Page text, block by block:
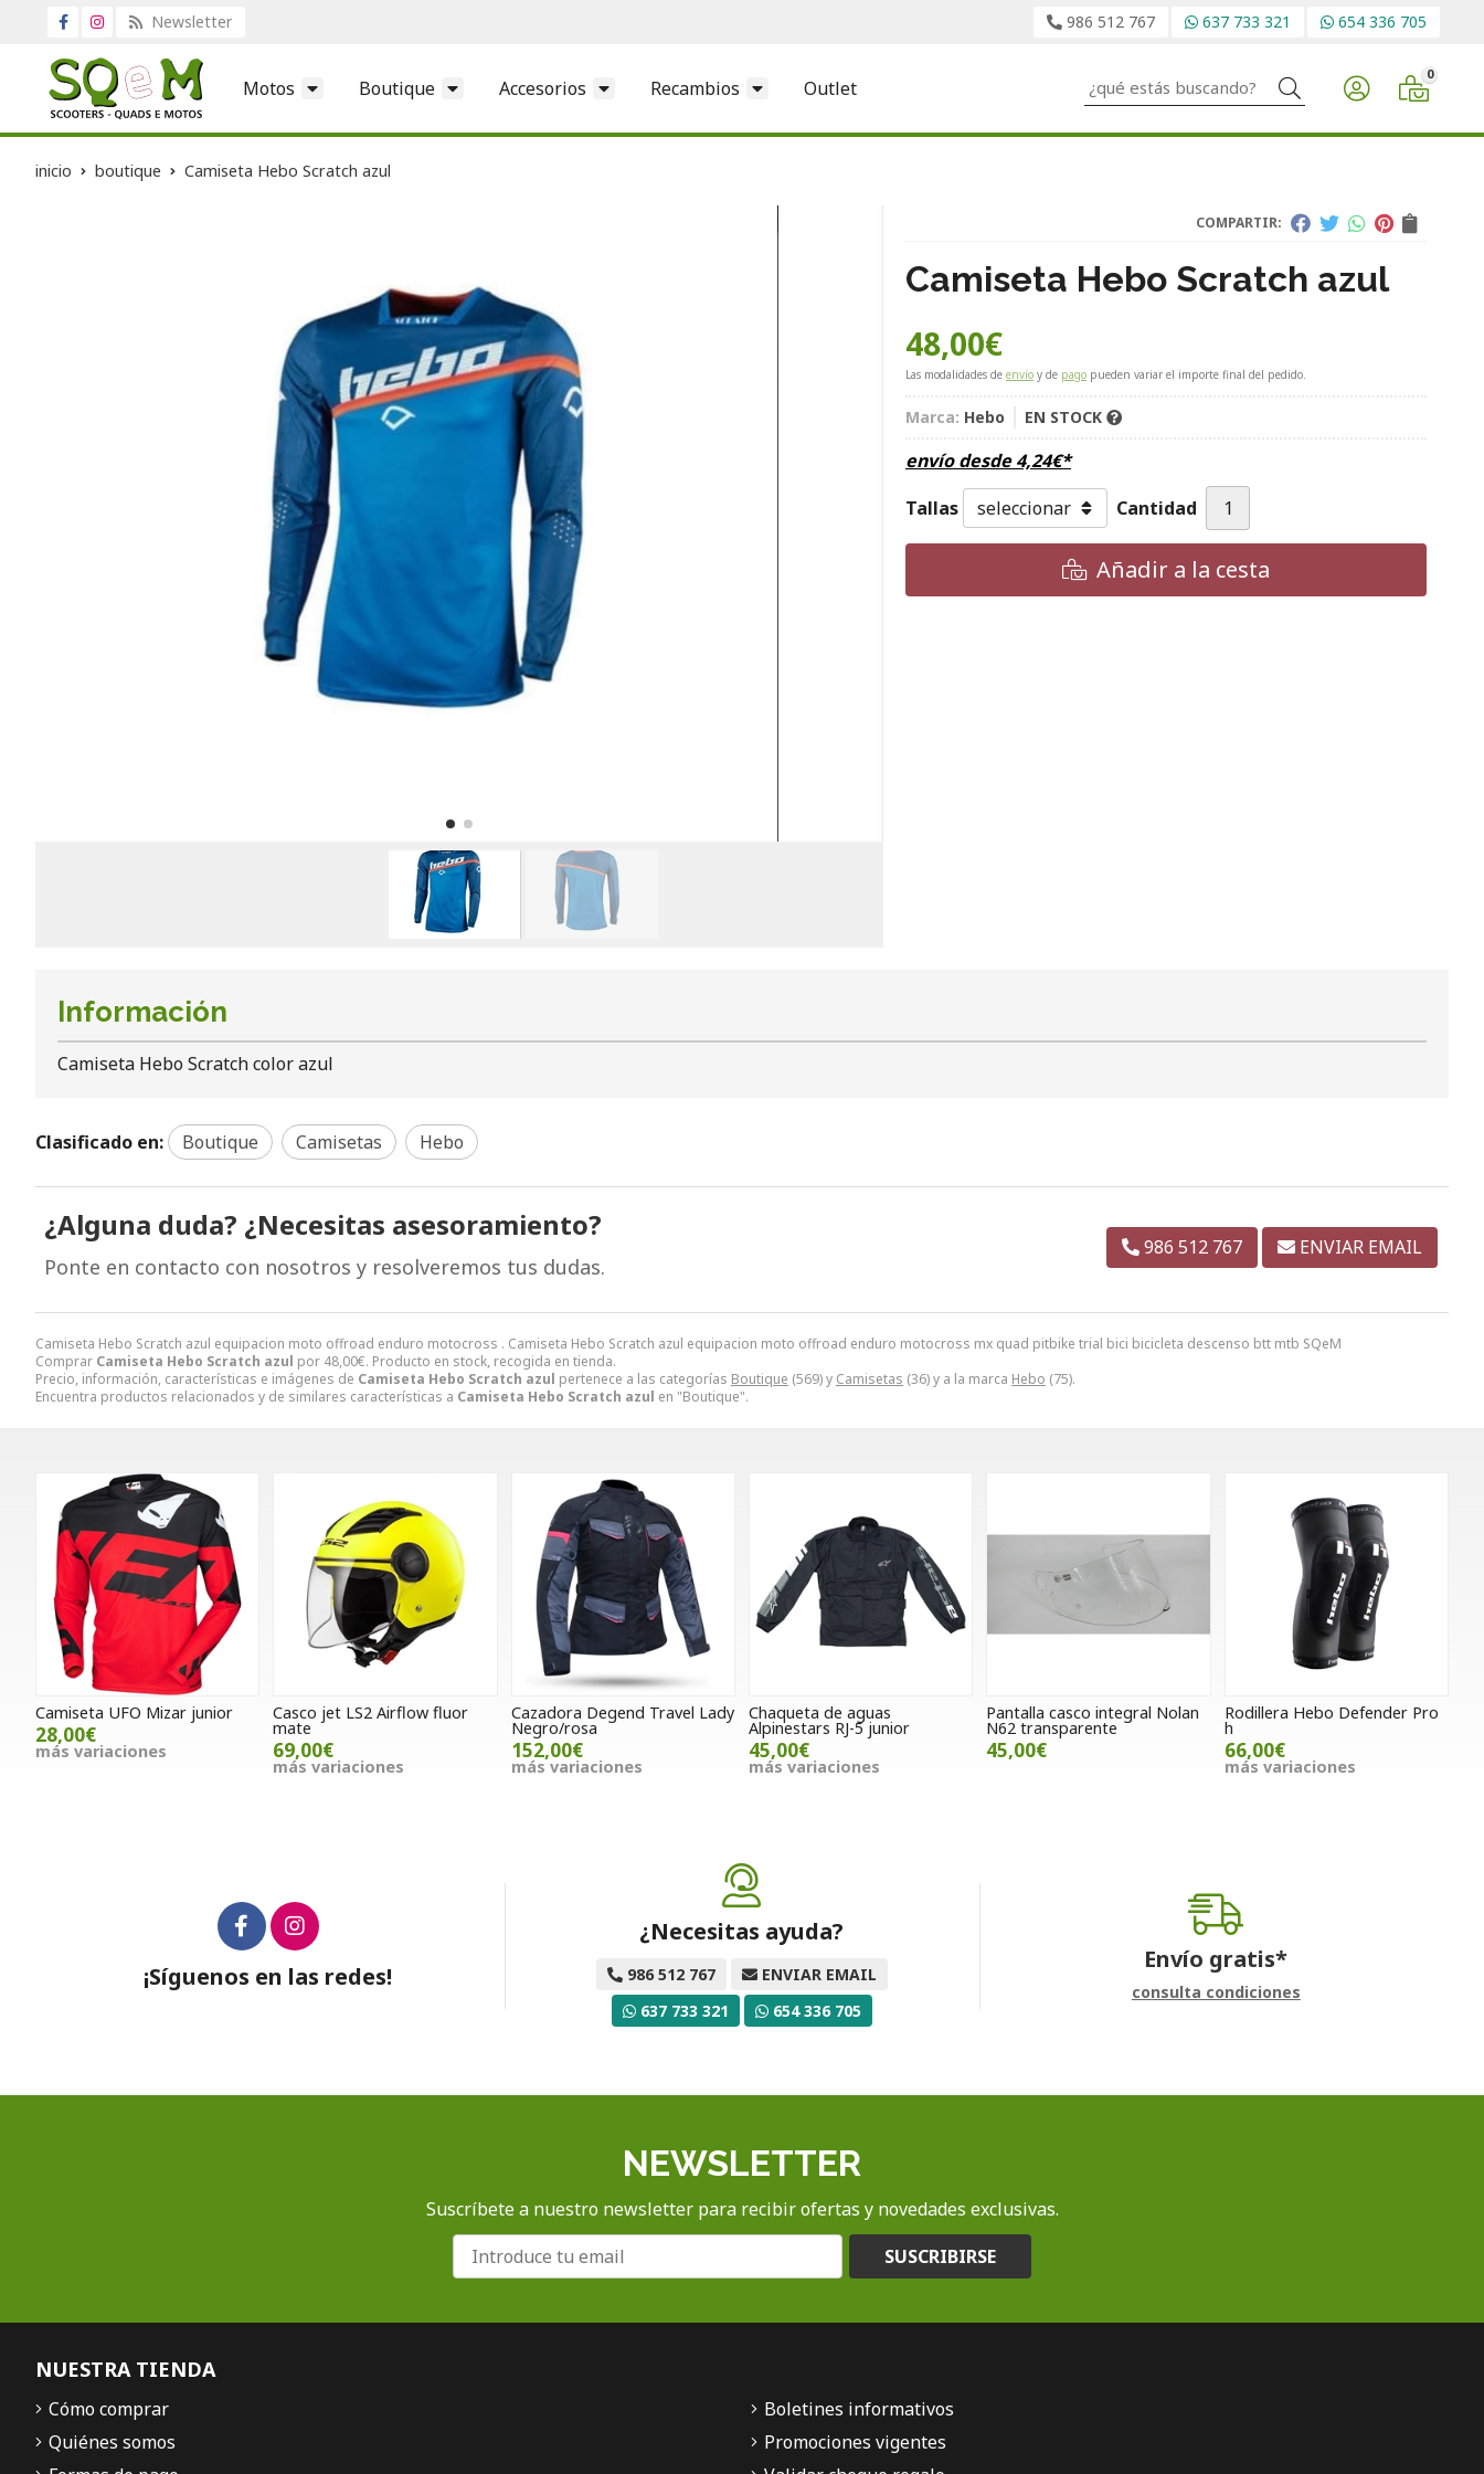
Newsletter 986 512 767 637 733 321 654 336 705
Motos Boutique Accesorios Recambios Outlet Buscar 0
inicio boutique Camiseta Hebo Scratch azul
COMPARTIR:
Camiseta Hebo Scratch azul
48,00€
Las modalidades de envío y de pago pueden variar el importe final del pedido.
Marca: Hebo EN STOCK
envío desde4,24€*
Tallas
Cantidad
Añadir a la cesta
Camiseta Hebo Scratch azul equipacion moto offroad enduro motocross . Camiseta Hebo Scratch azul equipacion moto offroad enduro motocross mx quad pitbike trial bici bicicleta descenso btt mtb SQeM
Comprar Camiseta Hebo Scratch azul por 48,00€. Producto en stock, recogida en tienda.
Precio, información, características e imágenes de Camiseta Hebo Scratch azul pertenece a las categorías Boutique (569) y Camisetas (36) y a la marca Hebo (75).
Encuentra productos relacionados y de similares características a Camiseta Hebo Scratch azul en "Boutique".
Información
Camiseta Hebo Scratch color azul
Clasificado en: Boutique Camisetas Hebo
¿Alguna duda? ¿Necesitas asesoramiento?
Ponte en contacto con nosotros y resolveremos tus dudas.
986 512 767 ENVIAR EMAIL
Camiseta UFO Mizar junior
28,00€
más variaciones
Casco jet LS2 Airflow fluor
mate
69,00€
más variaciones
Cazadora Degend Travel Lady
Negro/rosa
152,00€
más variaciones
Chaqueta de aguas
Alpinestars RJ-5 junior
45,00€
más variaciones
Pantalla casco integral Nolan
N62 transparente
45,00€
Rodillera Hebo Defender Pro
h
66,00€
más variaciones
¡Síguenos en las redes!
¿Necesitas ayuda?
986 512 767
ENVIAR EMAIL
637 733 321
654 336 705
Envío gratis*
consulta condiciones
NEWSLETTER
Suscríbete a nuestro newsletter para recibir ofertas y novedades exclusivas.
SUSCRIBIRSE
NUESTRA TIENDA
Cómo comprar
Quiénes somos
Boletines informativos
Promociones vigentes